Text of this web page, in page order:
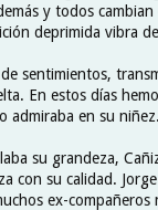
y todos
deprimida vibra
sentimientos,
En estos días
admiraba en su
su grandeza,
con su calidad.
ex-